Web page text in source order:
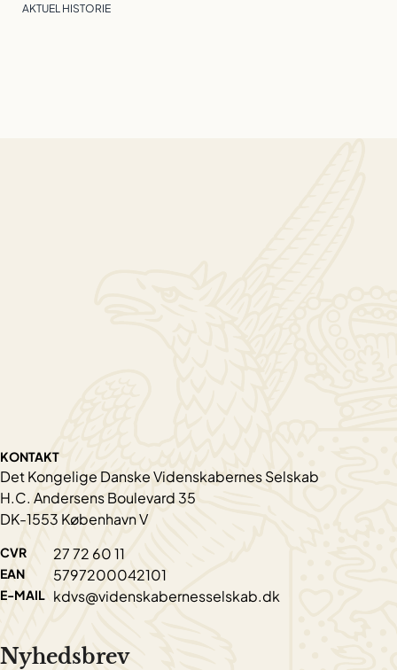
AKTUEL HISTORIE
KONTAKT
Det Kongelige Danske Videnskabernes Selskab
H.C. Andersens Boulevard 35
DK-1553 København V
CVR 27 72 60 11
EAN 5797200042101
E-MAIL kdvs@videnskabernesselskab.dk
Nyhedsbrev